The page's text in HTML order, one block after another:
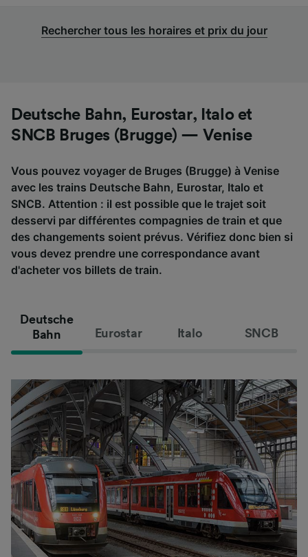
Rechercher tous les horaires et prix du jour
Deutsche Bahn, Eurostar, Italo et
SNCB Bruges (Brugge) — Venise
Vous pouvez voyager de Bruges (Brugge) à Venise
avec les trains Deutsche Bahn, Eurostar, Italo et
SNCB. Attention : il est possible que le trajet soit
desservi par différentes compagnies de train et que
des changements soient prévus. Vérifiez donc bien si
vous devez prendre une correspondance avant
d'acheter vos billets de train.
Deutsche
Bahn
Eurostar Italo SNCB